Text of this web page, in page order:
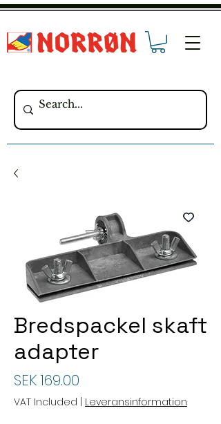
Bredspackel skaft
adapter
SEK 169.00
VAT Included | Leveransinformation